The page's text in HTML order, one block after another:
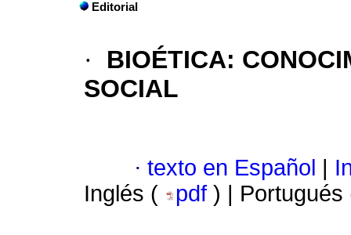
Editorial
·
BIOÉTICA:
SOCIAL
· texto en Español
Inglés (
pdf ) |